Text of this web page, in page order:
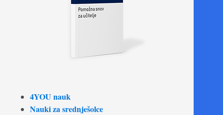
4YOU nauk
Nauki za srednješolce